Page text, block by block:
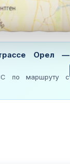
Орел —
по маршруту с